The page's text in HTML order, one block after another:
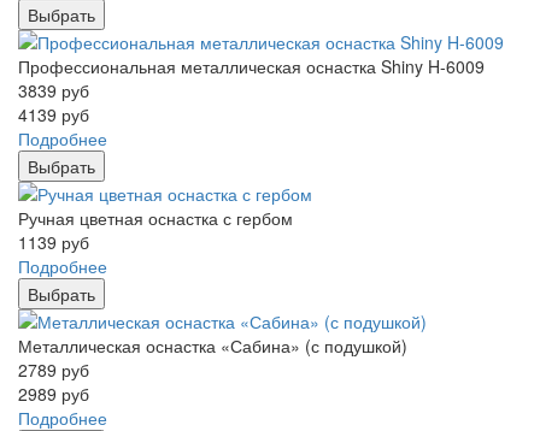
Выбрать
Профессиональная металлическая оснастка Shiny H-6009
3839 руб
4139 руб
Подробнее
Выбрать
Ручная цветная оснастка с гербом
1139 руб
Подробнее
Выбрать
Металлическая оснастка «Сабина» (с подушкой)
2789 руб
2989 руб
Подробнее